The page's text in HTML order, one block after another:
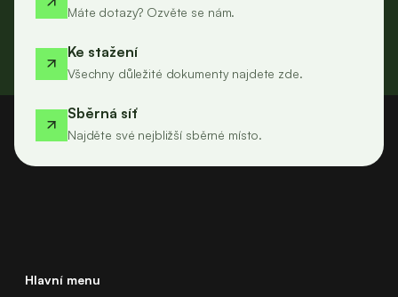
Máte dotazy? Ozvěte se nám.
Ke stažení
Všechny důležité dokumenty najdete zde.
Sběrná síť
Najděte své nejbližší sběrné místo.
Hlavní menu